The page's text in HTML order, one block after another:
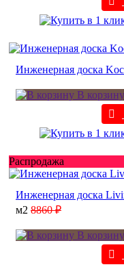
Инженерная доска
В корзину
Распродажа
Инженерная доска
м2 8860 ₽
В корзину